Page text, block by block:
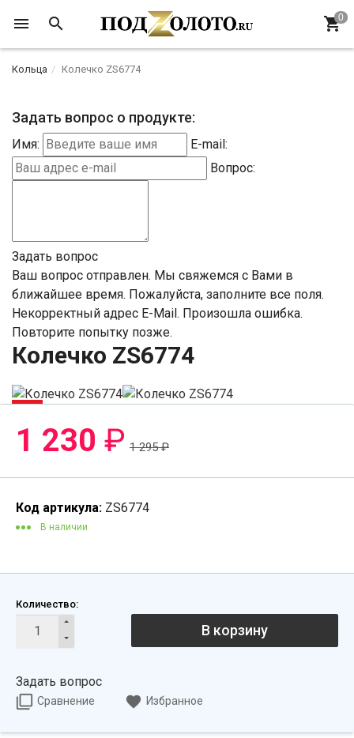
Кольца Колечко ZS6774
Задать вопрос о продукте:
Имя:
E-mail:
Вопрос:
Задать вопрос
Ваш вопрос отправлен. Мы свяжемся с Вами в
ближайшее время. Пожалуйста, заполните все поля.
Некорректный адрес E-Mail. Произошла ошибка.
Повторите попытку позже.
Колечко ZS6774
-6%
1 230 ₽ 1 295₽
Код артикула: ZS6774
В наличии
Количество:
В корзину
Задать вопрос
Сравнение Избранное